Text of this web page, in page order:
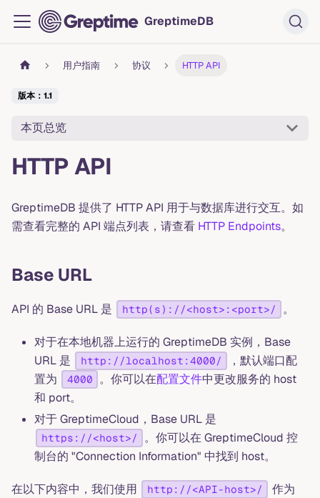
GreptimeDB
用户指南 协议 HTTP API
版本：1.1
本页总览
HTTP API
GreptimeDB 提供了 HTTP API 用于与数据库进行交互。如
需查看完整的 API 端点列表，请查看 HTTP Endpoints。
Base URL
API 的 Base URL 是 http(s)://<host>:<port>/ 。
对于在本地机器上运行的 GreptimeDB 实例，Base
URL 是
http://localhost:4000/
，默认端口配
置为
4000 。你可以在配置文件中更改服务的 host
和 port。
对于 GreptimeCloud，Base URL 是
https://<host>/
。你可以在 GreptimeCloud 控
制台的 "Connection Information" 中找到 host。
在以下内容中，我们使用 http://<API-host>/
作为